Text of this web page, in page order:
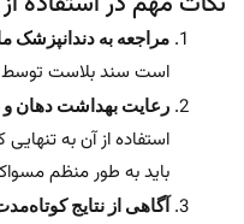
مراجعه به دندانپزشک
است سند بلاست توسط
رعایت بهداشت دهان و
استفاده از آن به
باید به طور منظم
آگاهی از نتایج